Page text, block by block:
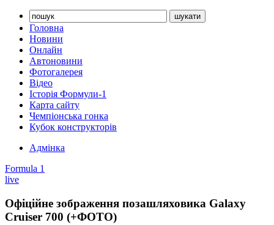
Головна
Новини
Онлайн
Автоновини
Фотогалерея
Відео
Історія Формули-1
Карта сайту
Чемпіонська гонка
Кубок конструкторів
Адмінка
Formula 1
live
Офіційне зображення позашляховика Galaxy
Cruiser 700 (+ФОТО)